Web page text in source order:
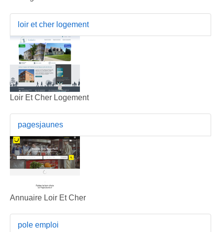
loir et cher logement
Loir Et Cher Logement
pagesjaunes
Annuaire Loir Et Cher
pole emploi